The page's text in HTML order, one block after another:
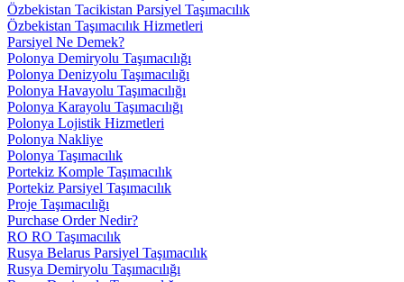
Özbekistan Tacikistan Parsiyel Taşımacılık
Özbekistan Taşımacılık Hizmetleri
Parsiyel Ne Demek?
Polonya Demiryolu Taşımacılığı
Polonya Denizyolu Taşımacılığı
Polonya Havayolu Taşımacılığı
Polonya Karayolu Taşımacılığı
Polonya Lojistik Hizmetleri
Polonya Nakliye
Polonya Taşımacılık
Portekiz Komple Taşımacılık
Portekiz Parsiyel Taşımacılık
Proje Taşımacılığı
Purchase Order Nedir?
RO RO Taşımacılık
Rusya Belarus Parsiyel Taşımacılık
Rusya Demiryolu Taşımacılığı